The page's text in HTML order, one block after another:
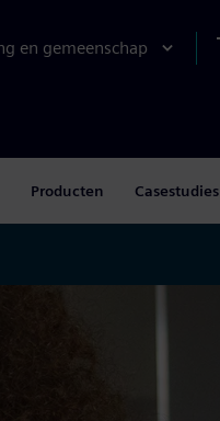
en gemeenschap
Producten Casestudies